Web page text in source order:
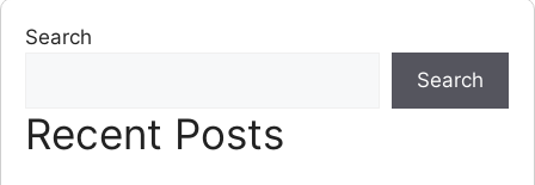
Search
Search
Recent Posts